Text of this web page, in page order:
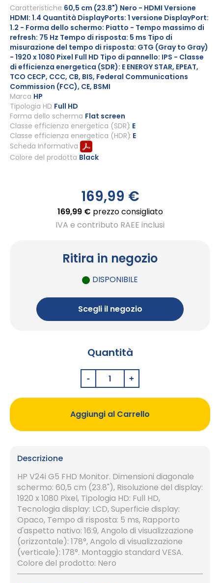
all'inizio
della
galleria
di
immagini
169,99 €
169,99 € prezzo consigliato
IVA e contributo RAEE inclusi
Ritira in negozio
DISPONIBILE
Scegli il negozio
Quantità
Aggiungi al Carrello
Marca HP
Caratteristiche 60,5 cm (23.8") Nero - HDMI Versione
HDMI: 1.4 Quantità DisplayPorts: 1 versione DisplayPort:
1.2 - Forma dello schermo: Piatto - Tempo massimo di
refresh: 75 Hz Tempo di risposta: 5 ms Tipo di
misurazione del tempo di risposta: GTG (Gray to Gray)
- 1920 x 1080 Pixel Full HD Tipo di pannello: IPS - Classe
di efficienza energetica (SDR): E ENERGY STAR, EPEAT,
TCO CECP, CCC, CB, BIS, Federal Communications
Commission (FCC), CE, BSMI
Colore del prodotto Black
Tipologia HD Full HD
Forma dello schermo Flat screen
Scheda Informativa
Classe efficienza energetica (SDR) E
Classe efficienza energetica (HDR) E
Descrizione
HP V24i G5 FHD Monitor. Dimensioni diagonale
schermo: 60,5 cm (23.8"), Risoluzione del display:
1920 x 1080 Pixel, Tipologia HD: Full HD,
Tecnologia display: LCD, Superficie display:
Opaco, Tempo di risposta: 5 ms, Rapporto
d'aspetto nativo: 16:9, Angolo di visualizzazione
(orizzontale): 178°, Angolo di visualizzazione
(verticale): 178°. Montaggio standard VESA.
Colore del prodotto: Nero